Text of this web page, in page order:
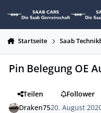
Startseite Saab
Pin Belegung OE
Teilen
Follower
Draken7520. August